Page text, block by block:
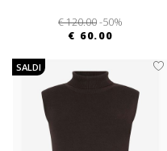
€ 120.00-50%
€ 60.00
SALDI